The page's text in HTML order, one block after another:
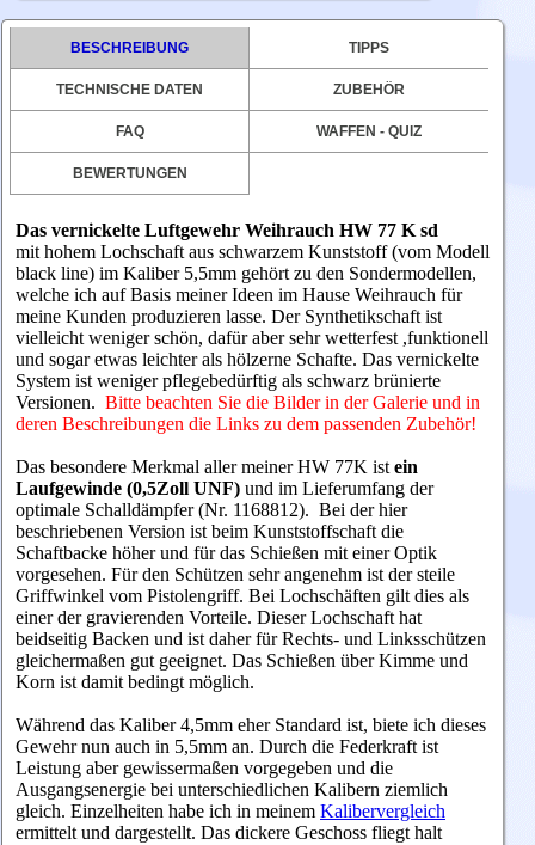
BESCHREIBUNG TIPPS
TECHNISCHE DATEN ZUBEHÖR
FAQ WAFFEN - QUIZ
BEWERTUNGEN
Das vernickelte Luftgewehr Weihrauch HW 77 K sd
mit hohem Lochschaft aus schwarzem Kunststoff (vom Modell
black line) im Kaliber 5,5mm gehört zu den Sondermodellen,
welche ich auf Basis meiner Ideen im Hause Weihrauch für
meine Kunden produzieren lasse. Der Synthetikschaft ist
vielleicht weniger schön, dafür aber sehr wetterfest ,funktionell
und sogar etwas leichter als hölzerne Schafte. Das vernickelte
System ist weniger pflegebedürftig als schwarz brünierte
Versionen. Bitte beachten Sie die Bilder in der Galerie und in
deren Beschreibungen die Links zu dem passenden Zubehör!
Das besondere Merkmal aller meiner HW 77K ist ein
Laufgewinde (0,5Zoll UNF) und im Lieferumfang der
optimale Schalldämpfer (Nr. 1168812). Bei der hier
beschriebenen Version ist beim Kunststoffschaft die
Schaftbacke höher und für das Schießen mit einer Optik
vorgesehen. Für den Schützen sehr angenehm ist der steile
Griffwinkel vom Pistolengriff. Bei Lochschäften gilt dies als
einer der gravierenden Vorteile. Dieser Lochschaft hat
beidseitig Backen und ist daher für Rechts- und Linksschützen
gleichermaßen gut geeignet. Das Schießen über Kimme und
Korn ist damit bedingt möglich.
Während das Kaliber 4,5mm eher Standard ist, biete ich dieses
Gewehr nun auch in 5,5mm an. Durch die Federkraft ist
Leistung aber gewissermaßen vorgegeben und die
Ausgangsenergie bei unterschiedlichen Kalibern ziemlich
gleich. Einzelheiten habe ich in meinem Kalibervergleich
ermittelt und dargestellt. Das dickere Geschoss fliegt halt